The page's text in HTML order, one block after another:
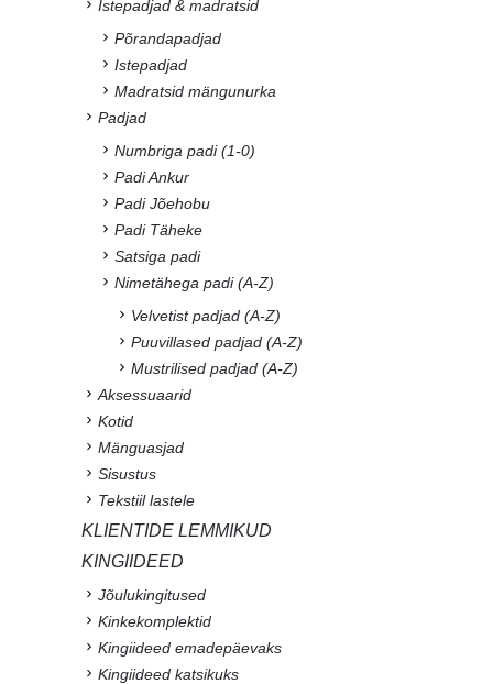
Istepadjad & madratsid
Põrandapadjad
Istepadjad
Madratsid mängunurka
Padjad
Numbriga padi (1-0)
Padi Ankur
Padi Jõehobu
Padi Täheke
Satsiga padi
Nimetähega padi (A-Z)
Velvetist padjad (A-Z)
Puuvillased padjad (A-Z)
Mustrilised padjad (A-Z)
Aksessuaarid
Kotid
Mänguasjad
Sisustus
Tekstiil lastele
KLIENTIDE LEMMIKUD
KINGIIDEED
Jõulukingitused
Kinkekomplektid
Kingiideed emadepäevaks
Kingiideed katsikuks